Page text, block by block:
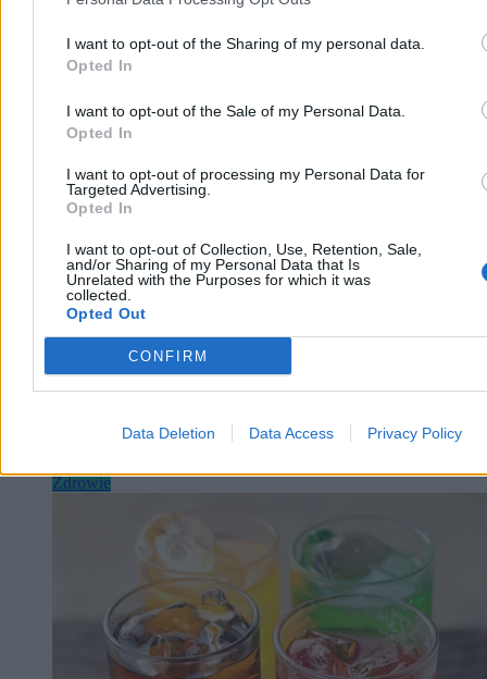
I want to opt-out of the Sharing of my personal data.
Opted In
I want to opt-out of the Sale of my Personal Data.
Opted In
I want to opt-out of processing my Personal Data for
Targeted Advertising.
Opted In
I want to opt-out of Collection, Use, Retention, Sale,
and/or Sharing of my Personal Data that Is
Unrelated with the Purposes for which it was
collected.
Opted Out
CONFIRM
Data Deletion Data Access Privacy Policy
że modernizacja wymagałaby remontu całego oddziału, a nowy
Tomasz Pałasz
06.08.2026
Reklama
Zdrowie